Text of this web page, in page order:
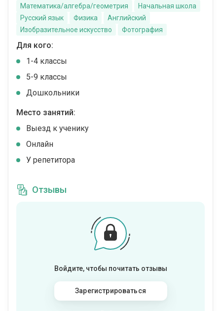
Математика/алгебра/геометрия
Начальная школа
Русский язык
Физика
Английский
Изобразительное искусство
Фотография
Для кого:
1-4 классы
5-9 классы
Дошкольники
Место занятий:
Выезд к ученику
Онлайн
У репетитора
Отзывы
Войдите, чтобы почитать отзывы
Зарегистрироваться